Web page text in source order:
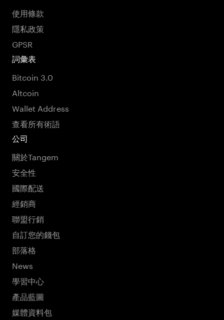
使用條款
隱私政策
GPSR
詞彙表
Bitcoin 3.0
Altcoin
Wallet Address
查看所有術語
公司
關於Tangem
安全性
國際配送
經銷商
聯盟行銷
自訂您的錢包
部落格
News
學習中心
產品藍圖
媒體資料包